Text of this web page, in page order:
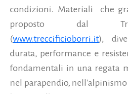
condizioni. Materiali che
proposto dal
(www.treccificioborri.it),
durata, performance e
fondamentali in una regata
nel parapendio,